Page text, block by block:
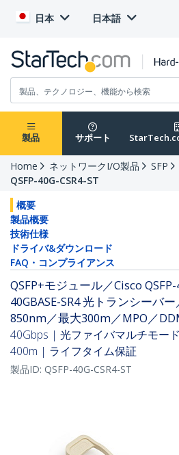
日本 日本語
製品 サポート
Home ネットワークI/O製品 SFP
QSFP-40G-CSR4-ST
概要
製品概要
技術仕様
ドライバ&ダウンロード
FAQ・コンプライアンス
QSFP+モジュール／Cisco QSFP-
40GBASE-SR4 光トランシーバ
850nm／最大300m／MPO／
40Gbps | 光ファイバマルチモー
400m | ライフタイム保証
製品ID: QSFP-40G-CSR4-ST